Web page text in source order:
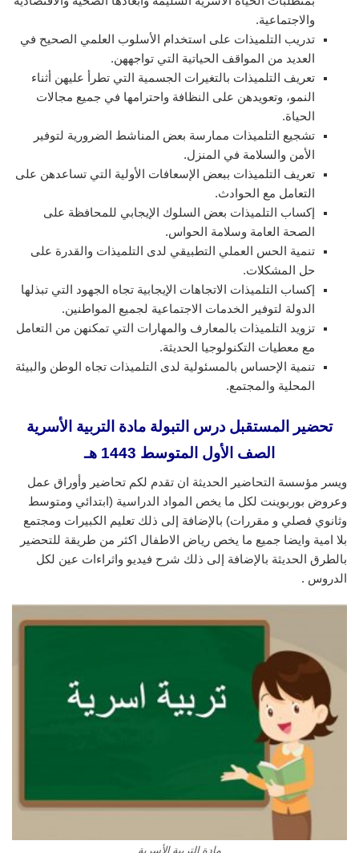
والاجتماعية.
تدريب التلميذات على استخدام الأسلوب العلمي الصحيح في
العديد من المواقف الحياتية التي تواجههن.
تعريف التلميذات بالتغيرات الجسمية التي تطرأ عليهن أثناء
النمو، وتعويدهن على النظافة واحترامها في جميع مجالات
الحياة.
تشجيع التلميذات ممارسة بعض المناشط الضرورية لتوفير
الأمن والسلامة في المنزل.
تعريف التلميذات ببعض الإسعافات الأولية التي تساعدهن على
التعامل مع الحوادث.
إكساب التلميذات بعض السلوك الإيجابي للمحافظة على
الصحة العامة وسلامة الحواس.
تنمية الحس العملي التطبيقي لدى التلميذات والقدرة على
حل المشكلات.
إكساب التلميذات الاتجاهات الإيجابية تجاه الجهود التي تبذلها
الدولة لتوفير الخدمات الاجتماعية لجميع المواطنين.
تزويد التلميذات بالمعارف والمهارات التي تمكنهن من التعامل
مع معطيات التكنولوجيا الحديثة.
تنمية الإحساس بالمسئولية لدى التلميذات تجاه الوطن والبيئة
المحلية والمجتمع.
تحضير المستقبل درس التبولة مادة التربية الأسرية
الصف الأول المتوسط 1443 هـ
ويسر مؤسسة التحاضير الحديثة ان تقدم لكم تحاضير وأوراق عمل
وعروض بوربوينت لكل ما يخص المواد الدراسية (ابتدائي ومتوسط
وثانوي فصلي و مقررات) بالإضافة إلى ذلك تعليم الكبيرات ومجتمع
بلا امية وايضا جميع ما يخص رياض الاطفال اكثر من طريقة للتحضير
بالطرق الحديثة بالإضافة إلى ذلك شرح فيديو واثراءات عين لكل
الدروس .
مادة التربية الأسرية